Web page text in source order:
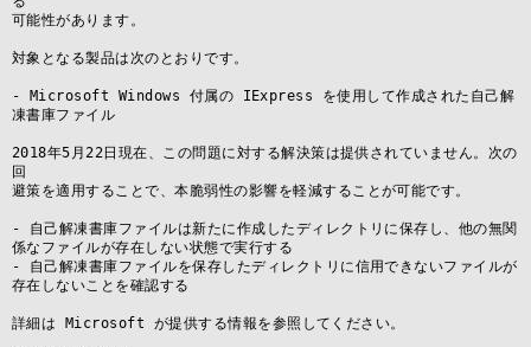
可能性があります。
対象となる製品は次のとおりです。
- Microsoft Windows 付属の IExpress を使用して作成された自己解
凍書庫ファイル
2018年5月22日現在、この問題に対する解決策は提供されていません。次の
回
避策を適用することで、本脆弱性の影響を軽減することが可能です。
- 自己解凍書庫ファイルは新たに作成したディレクトリに保存し、他の無関
係なファイルが存在しない状態で実行する
- 自己解凍書庫ファイルを保存したディレクトリに信用できないファイルが
存在しないことを確認する
詳細は Microsoft が提供する情報を参照してください。